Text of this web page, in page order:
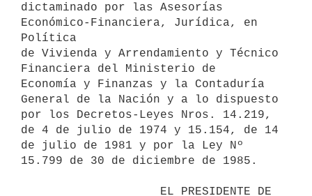
dictaminado por las Asesorías
Económico-Financiera, Jurídica, en
Política
de Vivienda y Arrendamiento y Técnico
Financiera del Ministerio de
Economía y Finanzas y la Contaduría
General de la Nación y a lo dispuesto
por los Decretos-Leyes Nros. 14.219,
de 4 de julio de 1974 y 15.154, de 14
de julio de 1981 y por la Ley Nº
15.799 de 30 de diciembre de 1985.